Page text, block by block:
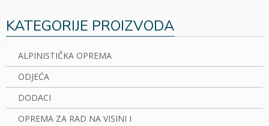
KATEGORIJE PROIZVODA
ALPINISTIČKA OPREMA
ODJEĆA
DODACI
OPREMA ZA RAD NA VISINI I